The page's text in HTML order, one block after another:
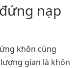
nạp
khôn cùng
gian là khôn